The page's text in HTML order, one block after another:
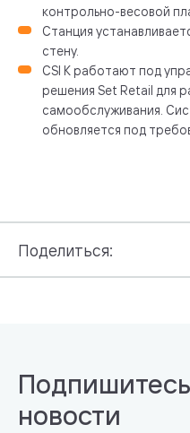
контрольно-весовой
Станция
стену.
CSI K работают под
решения Set Retail для
самообслуживания.
обновляется под
Поделиться:
новости